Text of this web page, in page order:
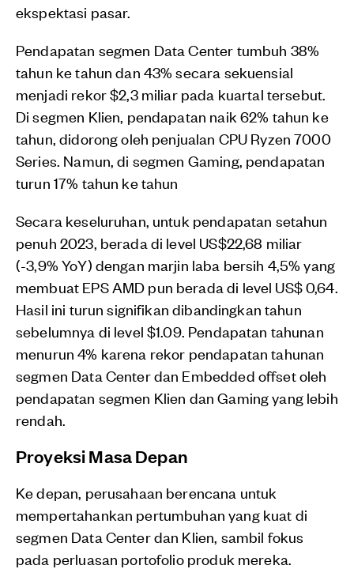
ekspektasi pasar.
Pendapatan segmen Data Center tumbuh 38%
tahun ke tahun dan 43% secara sekuensial
menjadi rekor $2,3 miliar pada kuartal tersebut.
Di segmen Klien, pendapatan naik 62% tahun ke
tahun, didorong oleh penjualan CPU Ryzen 7000
Series. Namun, di segmen Gaming, pendapatan
turun 17% tahun ke tahun
Secara keseluruhan, untuk pendapatan setahun
penuh 2023, berada di level US$22,68 miliar
(-3,9% YoY) dengan marjin laba bersih 4,5% yang
membuat EPS AMD pun berada di level US$ 0,64.
Hasil ini turun signifikan dibandingkan tahun
sebelumnya di level $1.09. Pendapatan tahunan
menurun 4% karena rekor pendapatan tahunan
segmen Data Center dan Embedded offset oleh
pendapatan segmen Klien dan Gaming yang lebih
rendah.
Proyeksi Masa Depan
Ke depan, perusahaan berencana untuk
mempertahankan pertumbuhan yang kuat di
segmen Data Center dan Klien, sambil fokus
pada perluasan portofolio produk mereka.